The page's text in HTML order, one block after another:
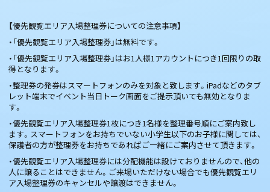
【優先観覧エリア入場整理券についての注意事項】
・「優先観覧エリア入場整理券」は無料です。
・「優先観覧エリア入場整理券」はお1人様1アカウントにつき1回限りの取
得となります。
・整理券の発券はスマートフォンのみを対象と致します。iPadなどのタブ
レット端末でイベント当日トーク画面をご提示頂いても無効となりま
す。
・優先観覧エリア入場整理券1枚につき1名様を整理番号順にご案内致し
ます。スマートフォンをお持ちでいない小学生以下のお子様に関しては、
保護者の方が整理券をお持ちであればご一緒にご案内させて頂きます。
・優先観覧エリア入場整理券には分配機能は設けておりませんので、他の
人に譲ることはできません。ご来場いただけない場合でも優先観覧エリ
ア入場整理券のキャンセルや譲渡はできません。